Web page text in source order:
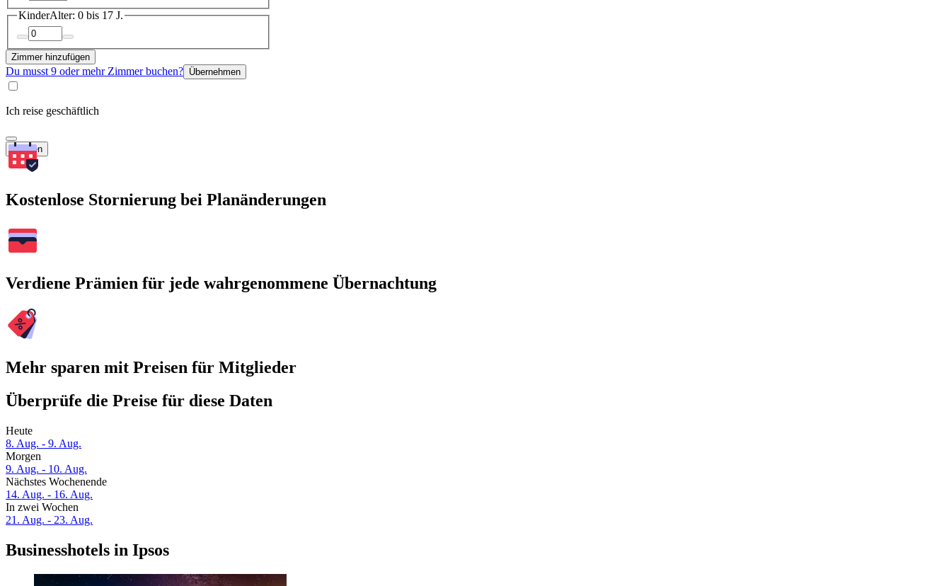
KinderAlter: 0 bis 17 J.
Zimmer hinzufügen
Du musst 9 oder mehr Zimmer buchen? Übernehmen
Ich reise geschäftlich
Suchen
Kostenlose Stornierung bei Planänderungen
Verdiene Prämien für jede wahrgenommene Übernachtung
Mehr sparen mit Preisen für Mitglieder
Überprüfe die Preise für diese Daten
Heute
8. Aug. - 9. Aug.
Morgen
9. Aug. - 10. Aug.
Nächstes Wochenende
14. Aug. - 16. Aug.
In zwei Wochen
21. Aug. - 23. Aug.
Businesshotels in Ipsos